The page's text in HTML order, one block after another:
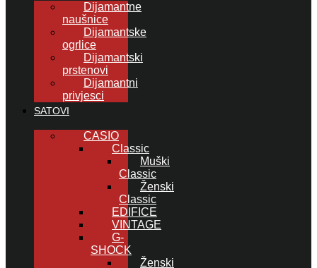
Dijamantne
naušnice
Dijamantske
ogrlice
Dijamantski
prstenovi
Dijamantni
privjesci
SATOVI
CASIO
Classic
Muški
Classic
Ženski
Classic
EDIFICE
VINTAGE
G-
SHOCK
Ženski